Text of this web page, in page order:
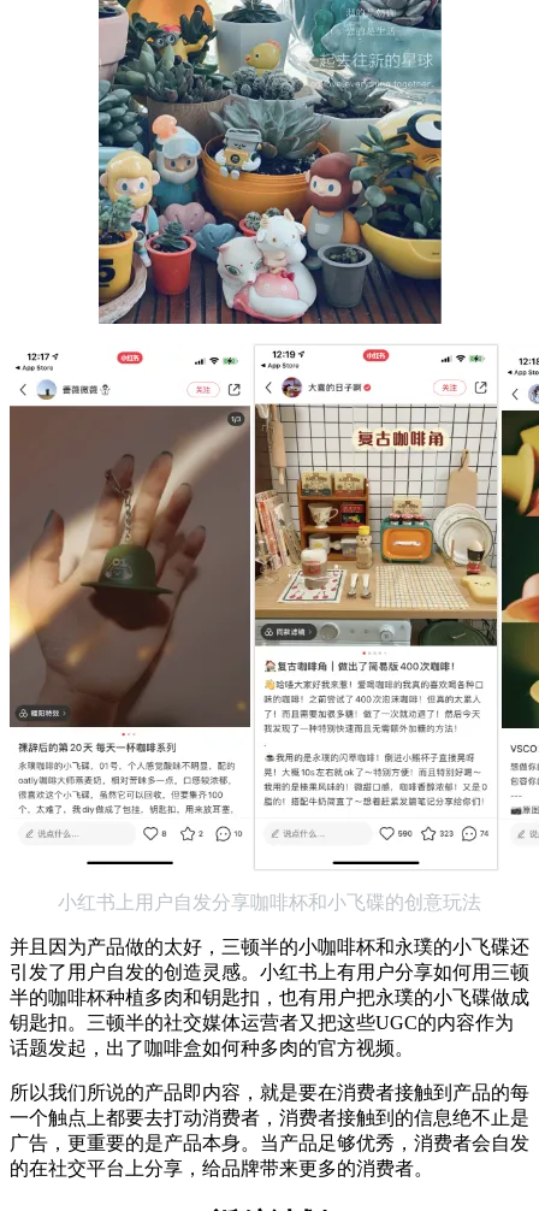
小红书上用户自发分享咖啡杯和小飞碟的创意玩法
并且因为产品做的太好，三顿半的小咖啡杯和永璞的小飞碟还
引发了用户自发的创造灵感。小红书上有用户分享如何用三顿
半的咖啡杯种植多肉和钥匙扣，也有用户把永璞的小飞碟做成
钥匙扣。三顿半的社交媒体运营者又把这些UGC的内容作为
话题发起，出了咖啡盒如何种多肉的官方视频。
所以我们所说的产品即内容，就是要在消费者接触到产品的每
一个触点上都要去打动消费者，消费者接触到的信息绝不止是
广告，更重要的是产品本身。当产品足够优秀，消费者会自发
的在社交平台上分享，给品牌带来更多的消费者。